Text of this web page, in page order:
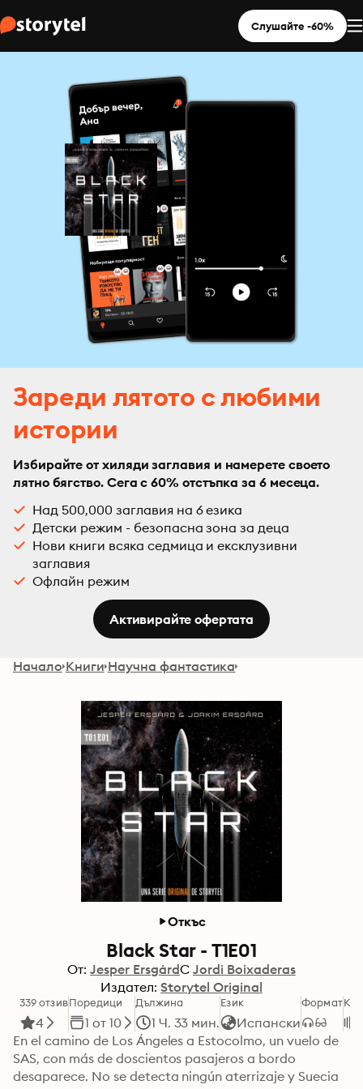
Слушайте -60%
Зареди лятото с любими
истории
Избирайте от хиляди заглавия и намерете своето
лятно бягство. Сега с 60% отстъпка за 6 месеца.
Над 500,000 заглавия на 6 езика
Детски режим - безопасна зона за деца
Нови книги всяка седмица и ексклузивни
заглавия
Офлайн режим
Активирайте офертата
Начало Книги Научна фантастика
Откъс
Black Star - T1E01
От: Jesper ErsgårdС Jordi Boixaderas
Издател: Storytel Original
339 отзив
4
Поредици
1 от 10
Дължина
1 Ч. 33 мин.
Език
Испански
Формат
En el camino de Los Ángeles a Estocolmo, un vuelo de
SAS, con más de doscientos pasajeros a bordo
desaparece. No se detecta ningún aterrizaje y Suecia